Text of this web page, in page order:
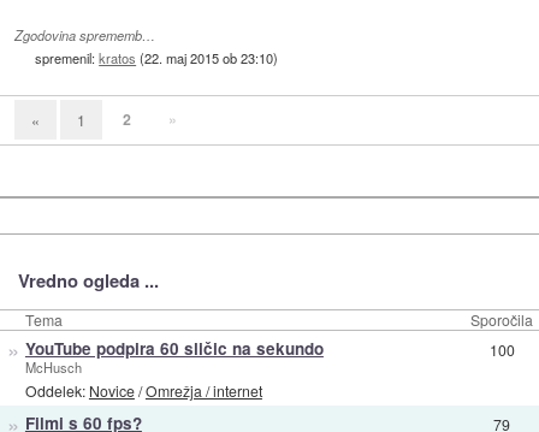
Zgodovina sprememb…
spremenil:kratos (22. maj 2015 ob 23:10)
« 1 2 »
Vredno ogleda ...
Tema Sporočila
» YouTube podpira 60 sličic na sekundo
McHusch
Oddelek: Novice/Omrežja / internet
100
» Filmi s 60 fps? 79